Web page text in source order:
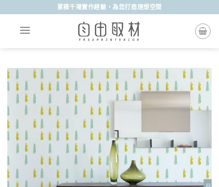
content
累積千場實作經驗，為您打造理想空間